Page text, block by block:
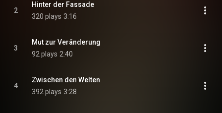
2
Hinter der Fassade
320 plays 3:16
3
Mut zur Veränderung
92 plays 2:40
4
Zwischen den Welten
392 plays 3:28